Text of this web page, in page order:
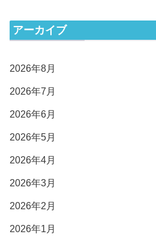
アーカイブ
2026年8月
2026年7月
2026年6月
2026年5月
2026年4月
2026年3月
2026年2月
2026年1月